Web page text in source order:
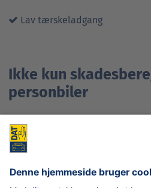
Lav tærskeladgang
Ikke kun
personbiler
Udover skadesberegning for
skadesberegningssystem også
af tilbud og skadesberegninger
køretøjer: